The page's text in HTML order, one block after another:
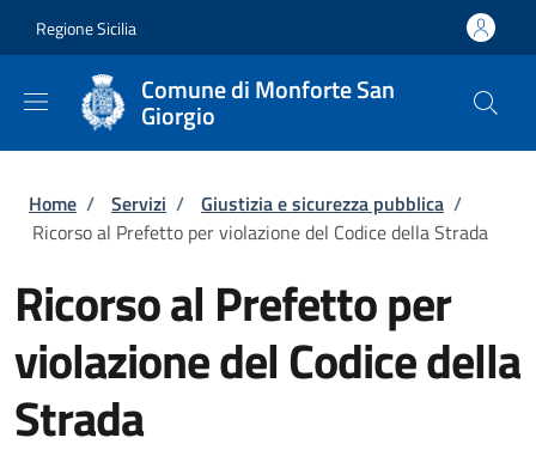
Regione Sicilia
Comune di Monforte San
Giorgio
Briciole di pane
Home / Servizi / Giustizia e sicurezza pubblica /
Ricorso al Prefetto per violazione del Codice della Strada
Ricorso al Prefetto per
violazione del Codice della
Strada